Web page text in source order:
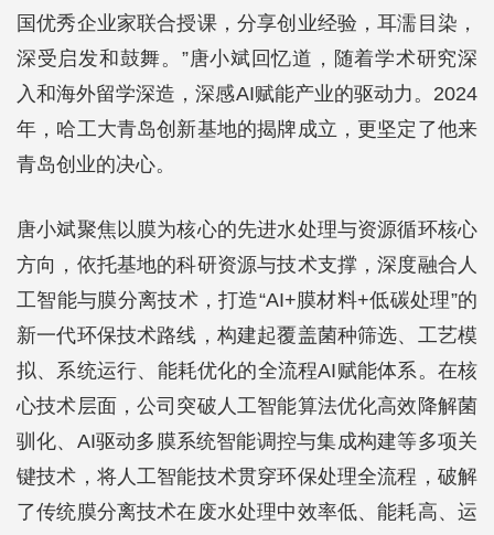
国优秀企业家联合授课，分享创业经验，耳濡目染，
深受启发和鼓舞。”唐小斌回忆道，随着学术研究深
入和海外留学深造，深感AI赋能产业的驱动力。2024
年，哈工大青岛创新基地的揭牌成立，更坚定了他来
青岛创业的决心。
唐小斌聚焦以膜为核心的先进水处理与资源循环核心
方向，依托基地的科研资源与技术支撑，深度融合人
工智能与膜分离技术，打造“AI+膜材料+低碳处理”的
新一代环保技术路线，构建起覆盖菌种筛选、工艺模
拟、系统运行、能耗优化的全流程AI赋能体系。在核
心技术层面，公司突破人工智能算法优化高效降解菌
驯化、AI驱动多膜系统智能调控与集成构建等多项关
键技术，将人工智能技术贯穿环保处理全流程，破解
了传统膜分离技术在废水处理中效率低、能耗高、运